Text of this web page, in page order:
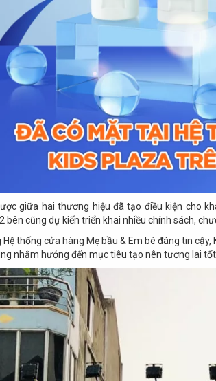
giữa hai thương hiệu đã tạo điều kiện cho
bên cũng dự kiến triển khai nhiều chính sách,
thống cửa hàng Mẹ bầu & Em bé đáng tin
nhằm hướng đến mục tiêu tạo nên tương lai